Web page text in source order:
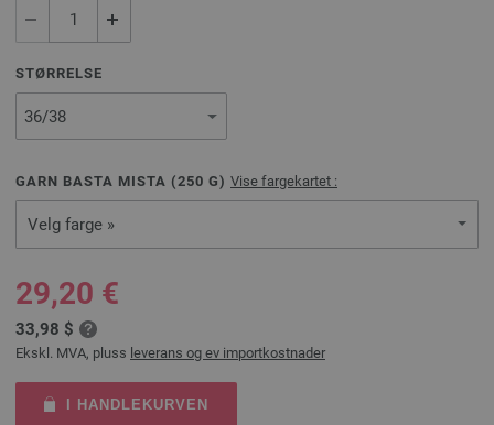
STØRRELSE
GARN BASTA MISTA (250 G) Vise fargekartet :
Velg farge »
29,20 €
33,98 $
Ekskl. MVA, pluss leverans og ev importkostnader
I HANDLEKURVEN